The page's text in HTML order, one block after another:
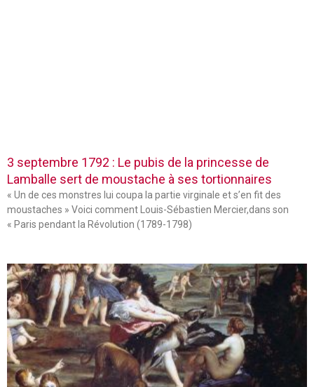
3 septembre 1792 : Le pubis de la princesse de
Lamballe sert de moustache à ses tortionnaires
« Un de ces monstres lui coupa la partie virginale et s’en fit des
moustaches » Voici comment Louis-Sébastien Mercier,dans son
« Paris pendant la Révolution (1789-1798)